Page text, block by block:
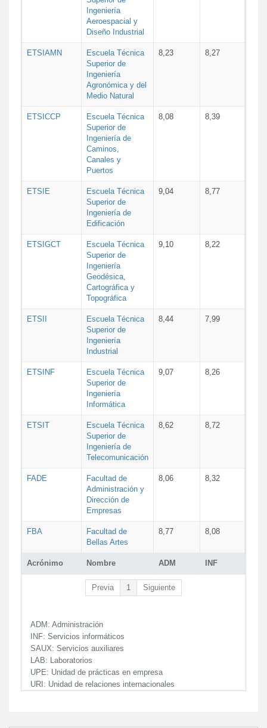
Acrónimo Nombre ADM INF
Ingeniería
Aeroespacial y
Diseño Industrial
ETSIAMN
Escuela Técnica
Superior de
Ingeniería
Agronómica y del
Medio Natural
8,23 8,27
ETSICCP
Escuela Técnica
Superior de
Ingeniería de
Caminos,
Canales y
Puertos
8,08 8,39
ETSIE
Escuela Técnica
Superior de
Ingeniería de
Edificación
9,04 8,77
ETSIGCT
Escuela Técnica
Superior de
Ingeniería
Geodésica,
Cartográfica y
Topográfica
9,10 8,22
ETSII
Escuela Técnica
Superior de
Ingeniería
Industrial
8,44 7,99
ETSINF
Escuela Técnica
Superior de
Ingeniería
Informática
9,07 8,26
ETSIT
Escuela Técnica
Superior de
Ingeniería de
Telecomunicación
8,62 8,72
FADE
Facultad de
Administración y
Dirección de
Empresas
8,06 8,32
FBA
Facultad de
Bellas Artes
8,77 8,08
Previa 1 Siguiente
ADM: Administración
INF: Servicios informáticos
SAUX: Servicios auxiliares
LAB: Laboratorios
UPE: Unidad de prácticas en empresa
URI: Unidad de relaciones internacionales